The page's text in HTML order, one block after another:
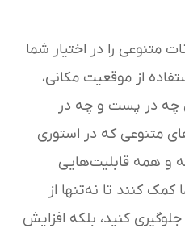
متنوعی را در اختیار شما
از موقعیت مکانی،
چه در پست و چه در
متنوعی که در استوری
و همه قابلیت‌هایی
کنند تا نه‌تنها از
کنید، بلکه افزایش